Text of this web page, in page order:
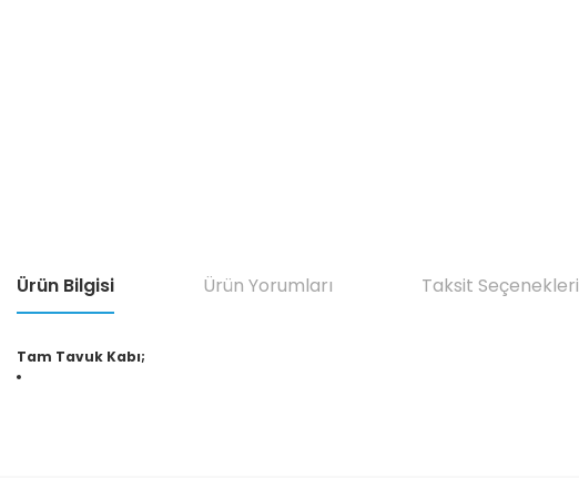
Ürün Bilgisi Ürün Yorumları Taksit Seçenekleri
Tam Tavuk Kabı;